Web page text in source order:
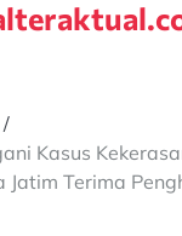
Kasus
Jatim Terima